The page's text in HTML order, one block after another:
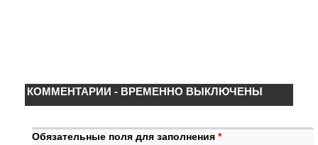
КОММЕНТАРИИ - ВРЕМЕННО ВЫКЛЮЧЕНЫ
Обязательные поля для заполнения *